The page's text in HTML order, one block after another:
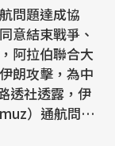
問題達成協
意結束戰爭、
阿拉伯聯合大
朗攻擊，為中
）通航問題